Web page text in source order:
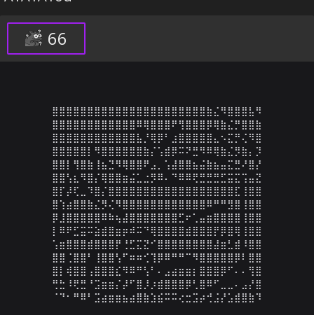
66
⣿⣿⣿⣿⣿⣿⣿⣿⣿⣿⣿⣿⣿⣿⣿⣿⣿⣿⣿⣿⣿⣿⣷⣌⠻⣿⣿⣿⣧⠻
⣿⣿⣿⣿⣿⣿⣿⣿⣿⣿⣿⣿⠿⢿⣿⣿⣿⠟⢻⣿⣿⣿⡿⢿⣷⣌⡛⣿⣿⣷
⣿⣿⣿⣿⣿⣿⣿⣿⣿⣿⣿⣿⣧⡘⢿⡿⠃⣰⣿⣿⣿⣿⣿⣄⠢⣍⡛⢌⠻⣿
⣿⣿⣿⣿⣿⡇⠻⣿⣿⣿⣿⣿⣿⣷⡌⢡⣾⡿⠭⠝⣛⠻⠿⢿⣷⣌⡻⣷⡄⡹
⣿⣿⡇⢻⣿⣷⢸⣦⣙⠻⢿⣿⣿⠟⣠⡀⢡⣼⣿⣿⣦⣬⣷⣦⣤⣍⣛⠜⣿⡜
⣿⣿⢣⣆⠻⣿⡌⢿⣿⣿⣶⣬⣁⣐⡻⠿⠄⠙⠿⠿⢟⣛⣛⣛⣋⣭⣍⢩⣤⣝
⣿⡏⡼⢏⣀⠹⣿⡌⣿⣿⣿⣿⣿⣿⣿⣿⣿⣿⣿⣿⣿⣿⣿⣿⣿⣿⣏⢸⣿⣿
⣿⢱⣴⣿⣿⣷⣌⡻⢌⠻⣿⣿⣿⣿⣿⣿⣿⣿⣿⣿⣿⣿⠿⠛⠛⣻⣿⢸⣿⣿
⡿⣸⣿⣿⣿⣿⣿⠿⠷⢦⣼⣿⣿⣿⣿⣿⣿⣿⣋⠖⢁⣤⣶⣿⣿⣿⣿⢸⣿⣿
⡇⠿⠟⣋⣭⠭⣵⣾⣿⣶⡶⠾⠭⠙⢿⣿⣿⣿⣿⣾⣿⣿⣿⡟⡿⣿⢿⢸⣿⣿
⢡⣶⣿⣿⣿⣾⣿⣿⣿⡟⢘⣋⣍⣝⠊⣿⣿⣿⣿⣿⣿⣿⣿⣼⣶⣃⣾⠸⣿⣿
⣿⣿⢈⣿⣿⠃⢸⣿⣿⢣⠋⠶⠶⢊⢹⡿⠿⠛⠛⠉⠻⣿⣿⣿⣿⣿⡿⠇⣿⣿
⣿⡇⢾⣿⣿⢠⣿⣿⣿⣎⠻⠿⠛⢣⠃⠄⣠⣴⣶⣶⡆⣿⣿⣿⡿⠋⠄⠄⢻⣿
⢛⣓⠸⢟⣛⠘⣩⣶⣶⡌⡼⠋⣿⡸⡰⣾⣿⣿⣿⡿⢃⣿⠿⠋⣀⣀⠄⣠⡜⣿
⠈⠙⠂⠛⠿⠃⣩⣴⣶⣶⣦⣴⣿⣷⣱⣮⠭⠭⢔⣒⣩⡴⢚⣨⡜⣡⣾⣿⣷⠹